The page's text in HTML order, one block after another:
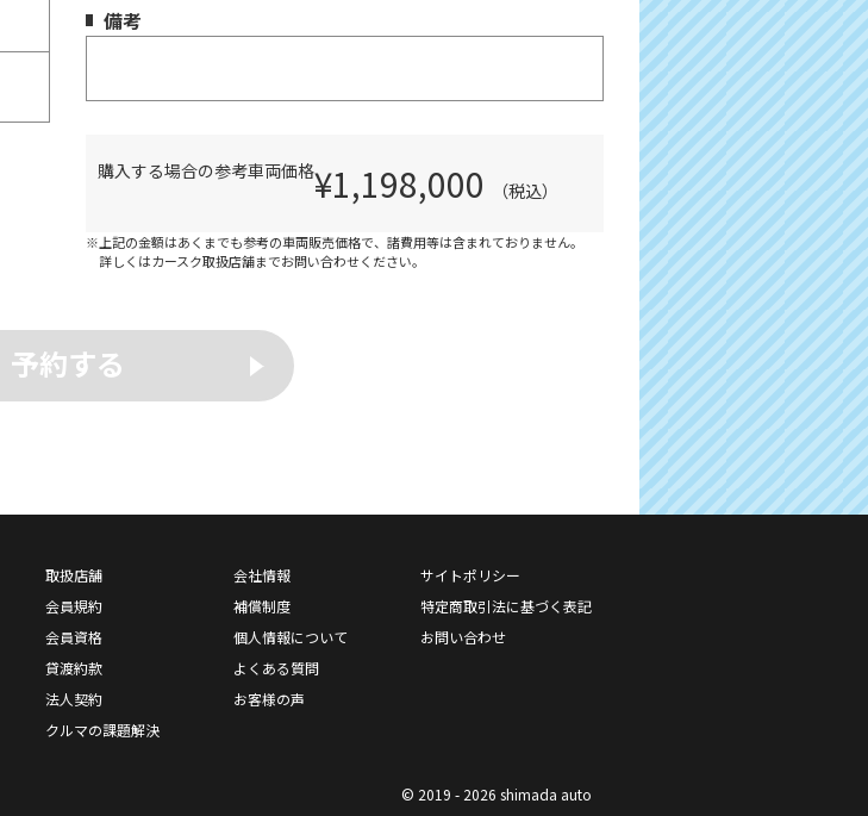
備考
購入する場合の参考車両価格¥1,198,000 （税込）
※上記の金額はあくまでも参考の車両販売価格で、諸費用等は含まれておりません。
詳しくはカースク取扱店舗までお問い合わせください。
予約する
取扱店舗
会員規約
会員資格
貸渡約款
法人契約
クルマの課題解決
会社情報
補償制度
個人情報について
よくある質問
お客様の声
サイトポリシー
特定商取引法に基づく表記
お問い合わせ
© 2019 - 2026 shimada auto